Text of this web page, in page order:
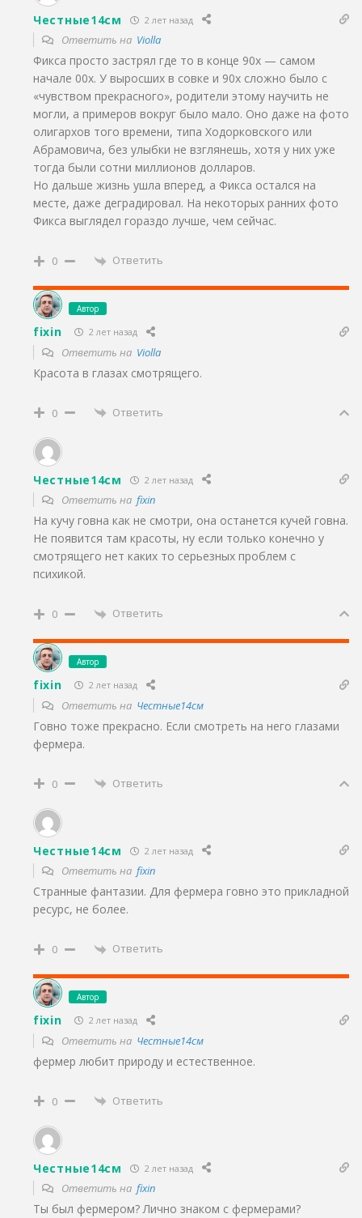
Честные14см 2 лет назад
Ответить на Violla
Фикса просто застрял где то в конце 90х — самом
начале 00х. У выросших в совке и 90х сложно было с
«чувством прекрасного», родители этому научить не
могли, а примеров вокруг было мало. Оно даже на фото
олигархов того времени, типа Ходорковского или
Абрамовича, без улыбки не взглянешь, хотя у них уже
тогда были сотни миллионов долларов.
Но дальше жизнь ушла вперед, а Фикса остался на
месте, даже деградировал. На некоторых ранних фото
Фикса выглядел гораздо лучше, чем сейчас.
0 Ответить
Автор
fixin 2 лет назад
Ответить на Violla
Красота в глазах смотрящего.
0 Ответить
Честные14см 2 лет назад
Ответить на fixin
На кучу говна как не смотри, она останется кучей говна.
Не появится там красоты, ну если только конечно у
смотрящего нет каких то серьезных проблем с
психикой.
0 Ответить
Автор
fixin 2 лет назад
Ответить на Честные14см
Говно тоже прекрасно. Если смотреть на него глазами
фермера.
0 Ответить
Честные14см 2 лет назад
Ответить на fixin
Странные фантазии. Для фермера говно это прикладной
ресурс, не более.
0 Ответить
Автор
fixin 2 лет назад
Ответить на Честные14см
фермер любит природу и естественное.
0 Ответить
Честные14см 2 лет назад
Ответить на fixin
Ты был фермером? Лично знаком с фермерами?